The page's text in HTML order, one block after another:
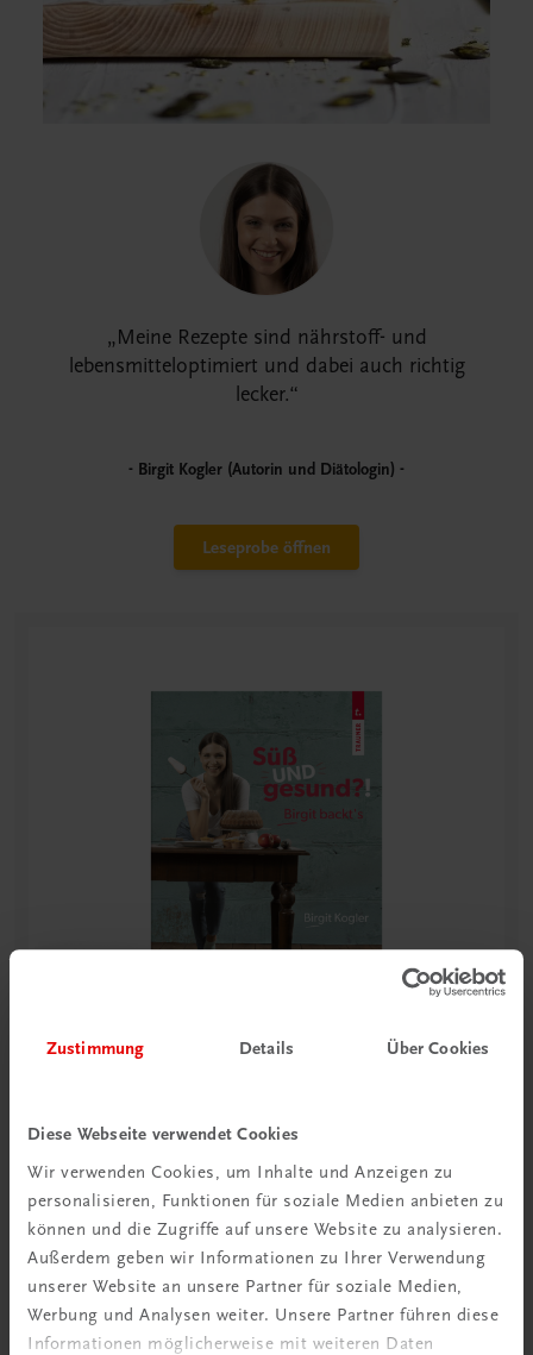
Zustimmung Details Über Cookies
Diese Webseite verwendet Cookies
Wir verwenden Cookies, um Inhalte und Anzeigen zu
personalisieren, Funktionen für soziale Medien anbieten zu
können und die Zugriffe auf unsere Website zu analysieren.
Außerdem geben wir Informationen zu Ihrer Verwendung
unserer Website an unsere Partner für soziale Medien,
Werbung und Analysen weiter. Unsere Partner führen diese
Informationen möglicherweise mit weiteren Daten
Meine Rezepte sind nährstoff- und
lebensmitteloptimiert und dabei auch richtig
lecker.
Birgit Kogler (Autorin und Diätologin)
Leseprobe öffnen
Süß UND gesund?!
Birgit backt’s
PRÄMIERTER BESTSELLER
€ 27,90